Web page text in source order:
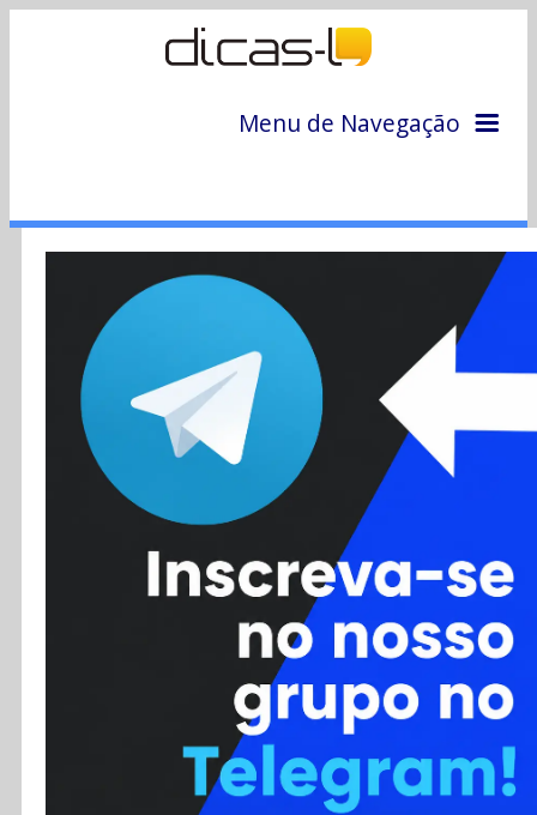
Menu de Navegação
Colunas
Colaboradores
Cursos
Enviar Dica